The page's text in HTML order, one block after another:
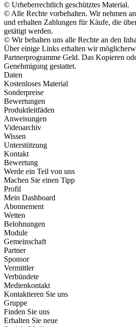
© Urheberrechtlich geschütztes Material.
© Alle Rechte vorbehalten. Wir nehmen
und erhalten Zahlungen für Käufe, die
getätigt werden.
© Wir behalten uns alle Rechte an den
Über einige Links erhalten wir
Partnerprogramme Geld. Das Kopieren
Genehmigung gestattet.
Daten
Kostenloses Material
Sonderpreise
Bewertungen
Produktleitfäden
Anweisungen
Videoarchiv
Wissen
Unterstützung
Kontakt
Bewertung
Werde ein Teil von uns
Machen Sie einen Tipp
Profil
Mein Dashboard
Abonnement
Wetten
Belohnungen
Module
Gemeinschaft
Partner
Sponsor
Vermittler
Verbündete
Medienkontakt
Kontaktieren Sie uns
Gruppe
Finden Sie uns
Erhalten Sie neue